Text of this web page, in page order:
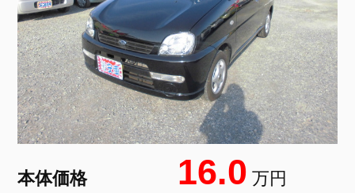
本体価格 16.0 万円